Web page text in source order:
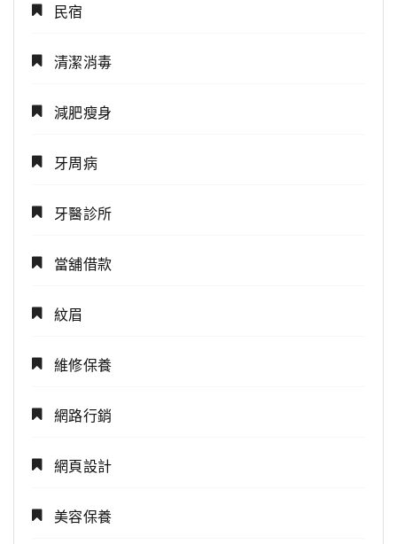
民宿
清潔消毒
減肥瘦身
牙周病
牙醫診所
當舖借款
紋眉
維修保養
網路行銷
網頁設計
美容保養